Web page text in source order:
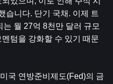
습니다. 단기 국채. 이제 트
월 27억 8천만 달러 규모
텀을 강화할 수 있기 때문
국 연방준비제도(Fed)의 금